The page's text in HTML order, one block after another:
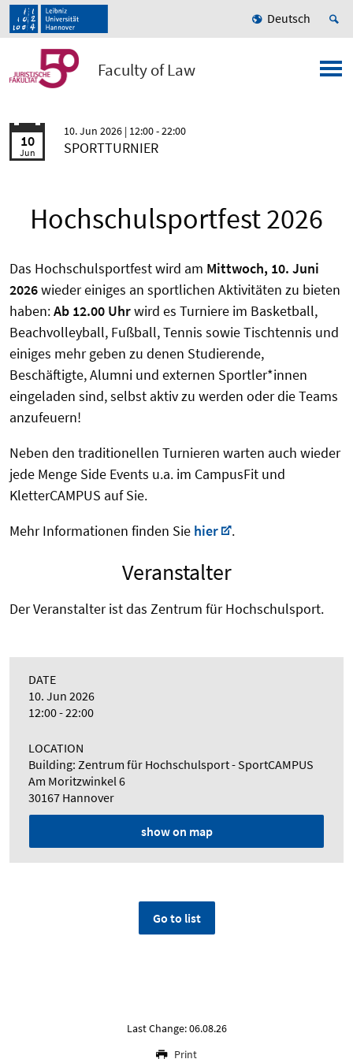
Deutsch
Faculty of Law
10
Jun
10. Jun 2026 | 12:00 - 22:00
SPORTTURNIER
Hochschulsportfest 2026
Das Hochschulsportfest wird am Mittwoch, 10. Juni
2026wieder einiges an sportlichen Aktivitäten zu bieten
haben:Ab 12.00 Uhrwird es Turniere im Basketball,
Beachvolleyball, Fußball, Tennis sowie Tischtennis und
einiges mehr geben zu denen Studierende,
Beschäftigte, Alumni und externen Sportler*innen
eingeladen sind, selbst aktiv zu werden oder die Teams
anzufeuern!
Neben den traditionellen Turnieren warten auch wieder
jede Menge Side Events u.a. im CampusFit und
KletterCAMPUS auf Sie.
Mehr Informationen finden Sie hier .
Veranstalter
Der Veranstalter ist das Zentrum für Hochschulsport.
DATE
10. Jun 2026
12:00 - 22:00
LOCATION
Building: Zentrum für Hochschulsport - SportCAMPUS
Am Moritzwinkel 6
30167 Hannover
show on map
Go to list
Last Change: 06.08.26
Print